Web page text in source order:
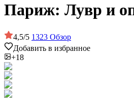
Париж: Лувр и
4,5/5 1323 Обзор
Добавить в избранное
+18